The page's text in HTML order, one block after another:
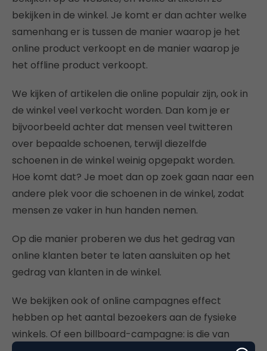
bekijken in de winkel. Je komt er dan achter welke
samenhang er is tussen de manier waarop je het
online product verkoopt en de manier waarop je
het offline product verkoopt.
We kijken of artikelen die online populair zijn, ook in
de winkel veel verkocht worden. Dan kom je er
bijvoorbeeld achter dat mensen veel twitteren
over bepaalde schoenen, terwijl diezelfde
schoenen in de winkel weinig opgepakt worden.
Hoe komt dat? Je moet dan op zoek gaan naar een
andere plek voor die schoenen in de winkel, zodat
mensen ze vaker in hun handen nemen.
Op die manier proberen we dus het gedrag van
online klanten beter te laten aansluiten op het
gedrag van klanten in de winkel.
We bekijken ook of online campagnes effect
hebben op het aantal bezoekers aan de fysieke
winkels. Of een billboard-campagne: is die van